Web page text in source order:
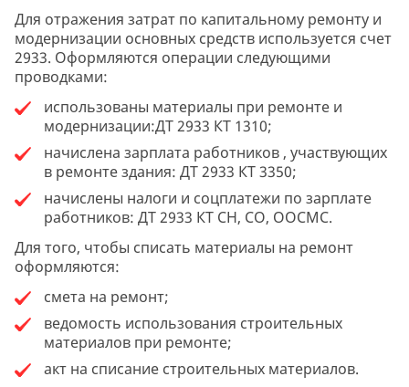
Для отражения затрат по капитальному ремонту и
модернизации основных средств используется счет
2933. Оформляются операции следующими
проводками:
использованы материалы при ремонте и
модернизации:ДТ 2933 КТ 1310;
начислена зарплата работников , участвующих
в ремонте здания: ДТ 2933 КТ 3350;
начислены налоги и соцплатежи по зарплате
работников: ДТ 2933 КТ СН, СО, ООСМС.
Для того, чтобы списать материалы на ремонт
оформляются:
смета на ремонт;
ведомость использования строительных
материалов при ремонте;
акт на списание строительных материалов.